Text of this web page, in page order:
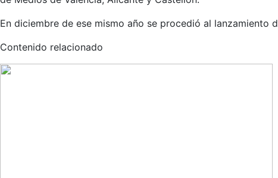
En diciembre de ese mismo año se procedió al lanzamiento
Contenido relacionado